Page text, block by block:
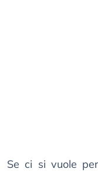
Se ci si vuole